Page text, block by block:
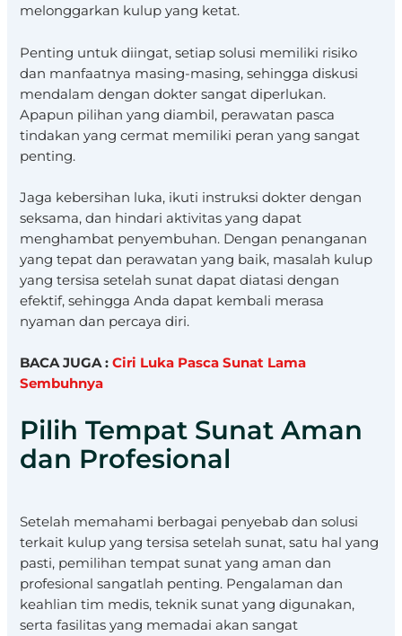
melonggarkan kulup yang ketat.
Penting untuk diingat, setiap solusi memiliki risiko
dan manfaatnya masing-masing, sehingga diskusi
mendalam dengan dokter sangat diperlukan.
Apapun pilihan yang diambil, perawatan pasca
tindakan yang cermat memiliki peran yang sangat
penting.
Jaga kebersihan luka, ikuti instruksi dokter dengan
seksama, dan hindari aktivitas yang dapat
menghambat penyembuhan. Dengan penanganan
yang tepat dan perawatan yang baik, masalah kulup
yang tersisa setelah sunat dapat diatasi dengan
efektif, sehingga Anda dapat kembali merasa
nyaman dan percaya diri.
BACA JUGA :Ciri Luka Pasca Sunat Lama
Sembuhnya
Pilih Tempat Sunat Aman
dan Profesional
Setelah memahami berbagai penyebab dan solusi
terkait kulup yang tersisa setelah sunat, satu hal yang
pasti, pemilihan tempat sunat yang aman dan
profesional sangatlah penting. Pengalaman dan
keahlian tim medis, teknik sunat yang digunakan,
serta fasilitas yang memadai akan sangat